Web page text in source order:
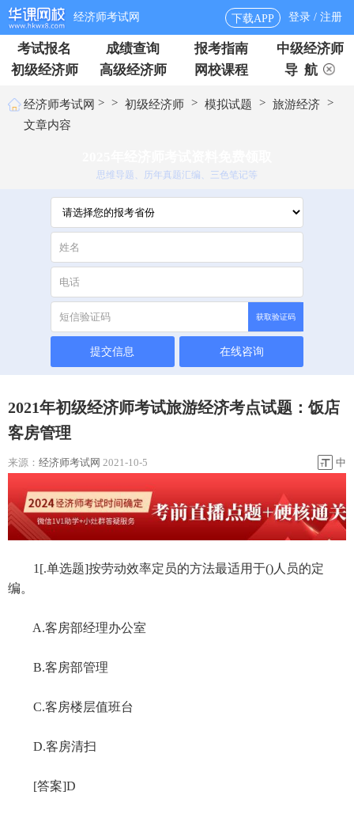
经济师考试网 下载APP 登录 / 注册
考试报名 成绩查询 报考指南
中级经济师
初级经济师
高级经济师 网校课程 导 航
经济师考试网 > > 初级经济师 > 模拟试题 > 旅游经济 >
文章内容
思维导题、历年真题汇编、三色笔记等
获取验证码
提交信息 在线咨询
2021年初级经济师考试旅游经济考点试题：饭店
客房管理
来源： 经济师考试网 2021-10-5 中
1[.单选题]按劳动效率定员的方法最适用于()人员的定
编。
A.客房部经理办公室
B.客房部管理
C.客房楼层值班台
D.客房清扫
[答案]D